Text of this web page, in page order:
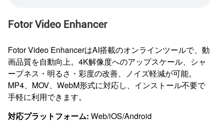
Fotor Video Enhancer
Fotor Video EnhancerはAI搭載のオンラインツールで、動
画品質を自動向上。4K解像度へのアップスケール、シャ
ープネス・明るさ・彩度の改善、ノイズ軽減が可能。
MP4、MOV、WebM形式に対応し、インストール不要で
手軽に利用できます。
対応プラットフォーム: Web/iOS/Android